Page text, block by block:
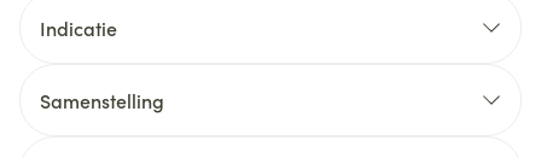
Indicatie
Samenstelling